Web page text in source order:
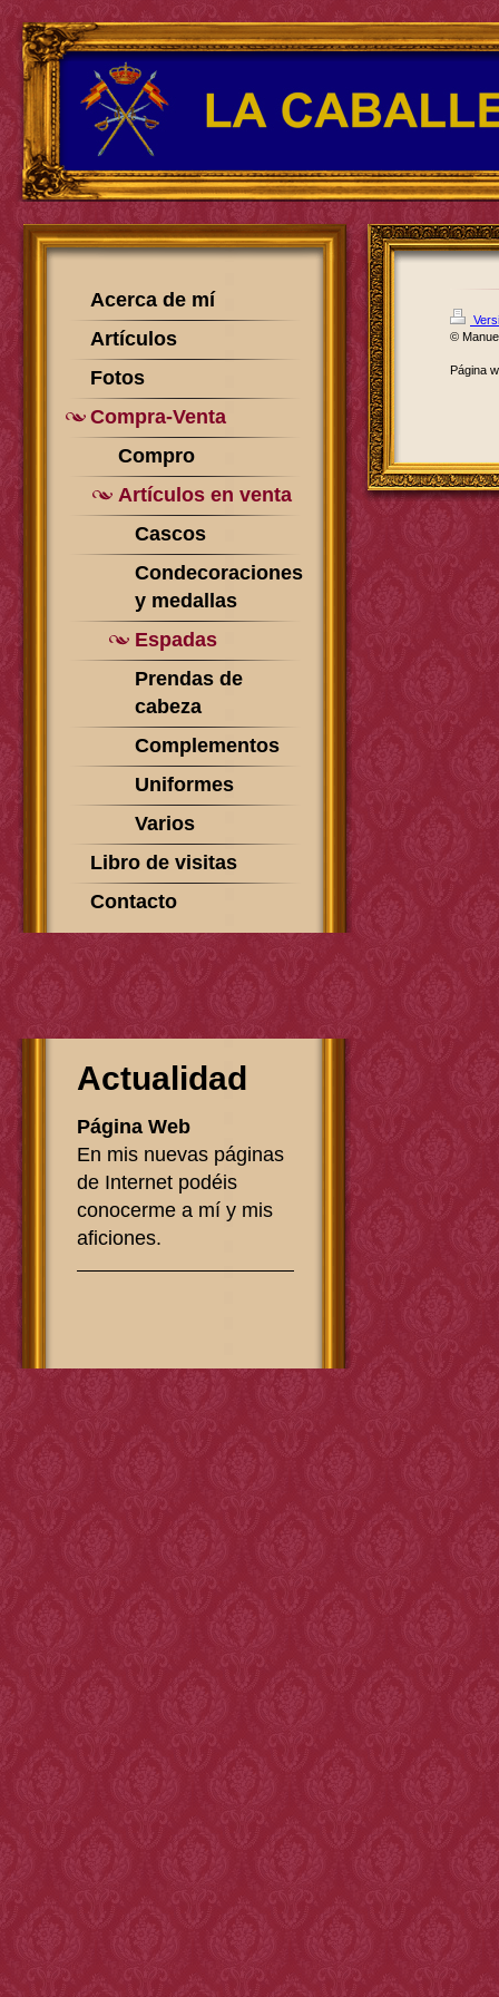
©
Página
Acerca de mí
Artículos
Fotos
Compra-Venta
Compro
Artículos en venta
Cascos
Condecoraciones
y medallas
Espadas
Prendas de
cabeza
Complementos
Uniformes
Varios
Libro de visitas
Contacto
Actualidad
Página Web
En mis nuevas páginas
de Internet podéis
conocerme a mí y mis
aficiones.